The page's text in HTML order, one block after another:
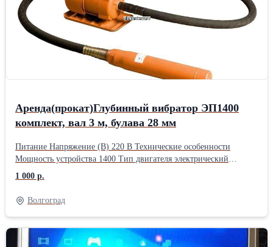
Аренда(прокат)Глубинный вибратор ЭП1400
комплект, вал 3 м, булава 28 мм
Питание Напряжение (В) 220 В Технические особенности
Мощность устройства 1400 Тип двигателя электрический
Дополнительная информация Частота вибрации (виб/мин) 3000
Длина булавы 3 м Диаметр булавы вибратора (мм) 28 Масса
вибронаконечника (кг) 1.54 Высокочастотчный да Способ
питания инструмента от электрической сети Страна
производства Китай Комплектация Глубинный вибратор для
бетона ЭП-1400, вал 3 м., наконечник 28 мм / упаковка Габариты
Длина упаковки 80 см Высота упаковки 36 см Ширина упаковки
1 000 р.
Волгоград